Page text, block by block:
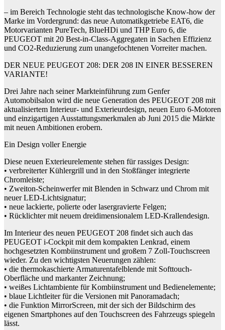
– im Bereich Technologie steht das technologische Know-how der
Marke im Vordergrund: das neue Automatikgetriebe EAT6, die
Motorvarianten PureTech, BlueHDi und THP Euro 6, die
PEUGEOT mit 20 Best-in-Class-Aggregaten in Sachen Effizienz
und CO2-Reduzierung zum unangefochtenen Vorreiter machen.
DER NEUE PEUGEOT 208: DER 208 IN EINER BESSEREN
VARIANTE!
Drei Jahre nach seiner Markteinführung zum Genfer
Automobilsalon wird die neue Generation des PEUGEOT 208 mit
aktualisiertem Interieur- und Exterieurdesign, neuen Euro 6-Motoren
und einzigartigen Ausstattungsmerkmalen ab Juni 2015 die Märkte
mit neuen Ambitionen erobern.
Ein Design voller Energie
Diese neuen Exterieurelemente stehen für rassiges Design:
• verbreiterter Kühlergrill und in den Stoßfänger integrierte
Chromleiste;
• Zweiton-Scheinwerfer mit Blenden in Schwarz und Chrom mit
neuer LED-Lichtsignatur;
• neue lackierte, polierte oder lasergravierte Felgen;
• Rücklichter mit neuem dreidimensionalem LED-Krallendesign.
Im Interieur des neuen PEUGEOT 208 findet sich auch das
PEUGEOT i-Cockpit mit dem kompakten Lenkrad, einem
hochgesetzten Kombiinstrument und großem 7 Zoll-Touchscreen
wieder. Zu den wichtigsten Neuerungen zählen:
• die thermokaschierte Armaturentafelblende mit Softtouch-
Oberfläche und markanter Zeichnung;
• weißes Lichtambiente für Kombiinstrument und Bedienelemente;
• blaue Lichtleiter für die Versionen mit Panoramadach;
• die Funktion MirrorScreen, mit der sich der Bildschirm des
eigenen Smartphones auf den Touchscreen des Fahrzeugs spiegeln
lässt.